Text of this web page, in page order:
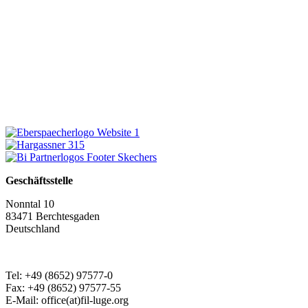
Geschäftsstelle
Nonntal 10
83471 Berchtesgaden
Deutschland
Tel: +49 (8652) 97577-0
Fax: +49 (8652) 97577-55
E-Mail: office(at)fil-luge.org